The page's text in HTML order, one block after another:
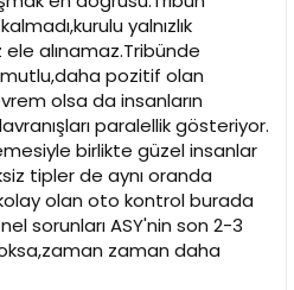
kaçarız... En basiti buuu...
ÇOK BÜYÜK TOPLUMSAL BİR
DEİL BENCE...
yalnızlık
alınamaz.Tribünde
pozitif olan
olsa da insanların
paralellik gösteriyor.
birlikte güzel insanlar
tipler de aynı oranda
olan oto kontrol burada
sorunları ASY'nin son 2-3
zaman daha